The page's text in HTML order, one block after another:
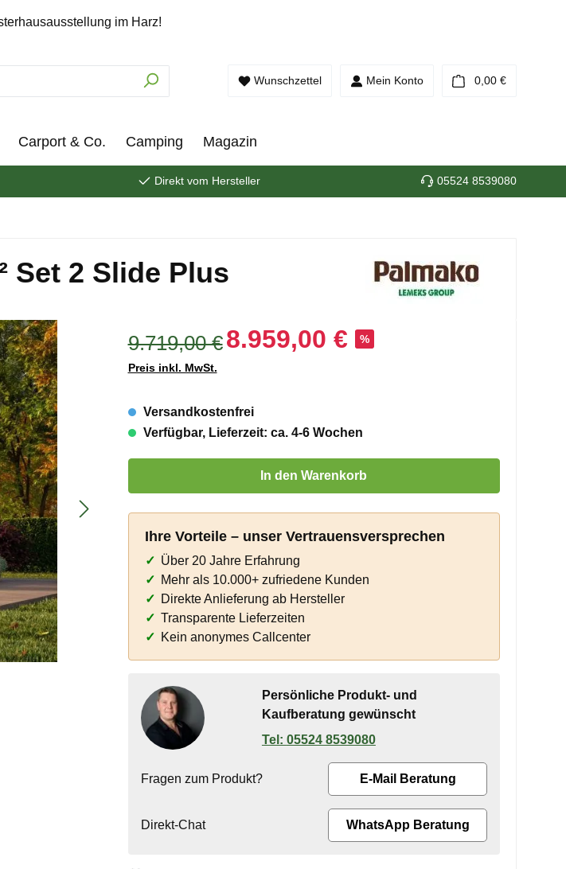
im Harz!
Wunschzettel Mein Konto 0,00 €Warenkorb
Carport & Co. Camping Magazin
Direkt vom Hersteller 05524 8539080
Set 2 Slide Plus
9.719,00 €8.959,00 € %
Preis inkl. MwSt.
Versandkostenfrei
Verfügbar, Lieferzeit: ca. 4-6 Wochen
Produkt Anzahl: Gib den gewünschten Wert ein oder benutze die Schaltflächen um
In den Warenkorb
Ihre Vorteile – unser Vertrauensversprechen
Über 20 Jahre Erfahrung
Mehr als 10.000+ zufriedene Kunden
Direkte Anlieferung ab Hersteller
Transparente Lieferzeiten
Kein anonymes Callcenter
Persönliche Produkt- und
Kaufberatung gewünscht
05524 8539080
Fragen zum Produkt? E-Mail Beratung
Direkt-Chat WhatsApp Beratung